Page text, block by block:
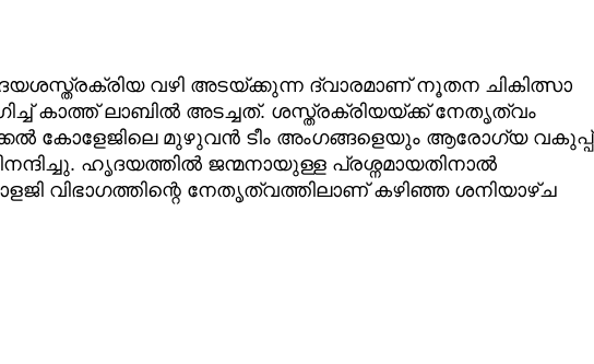
വഴി അടയ്ക്കുന്ന ദ്വാരമാണ് നൂതന ചികിത്സാ
കാത്ത് ലാബിൽ അടച്ചത്. ശസ്ത്രക്രിയയ്ക്ക് നേതൃത്വം
കോളേജിലെ മുഴുവൻ ടീം അംഗങ്ങളെയും ആരോഗ്യ വകുപ്പ്
ഹൃദയത്തിൽ ജന്മനായുള്ള പ്രശ്നമായതിനാൽ
വിഭാഗത്തിന്റെ നേതൃത്വത്തിലാണ് കഴിഞ്ഞ ശനിയാഴ്ച